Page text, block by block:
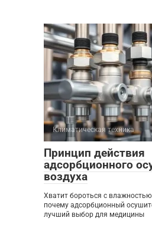
Климатическая техника
Принцип действия
адсорбционного
воздуха
Хватит бороться с
почему адсорбционный
лучший выбор для медицины